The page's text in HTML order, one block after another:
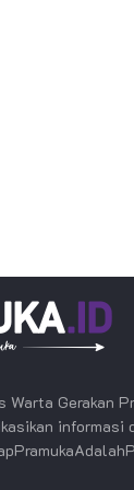
Warta Gerakan
informasi